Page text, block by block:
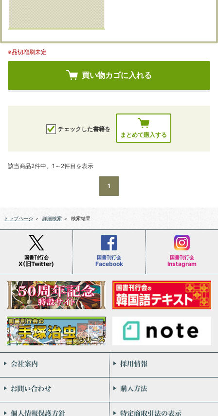
※品切増刷未定
買い物カゴに入れる
チェックした書籍を
まとめて購入する
該当商品2件中、1～2件目を表示
1
トップページ ＞ 詳細検索 ＞ 検索結果
国書刊行会
X(旧Twitter)
国書刊行会
Facebook
国書刊行会
Instagram
会社案内
お問い合わせ
個人情報保護方針